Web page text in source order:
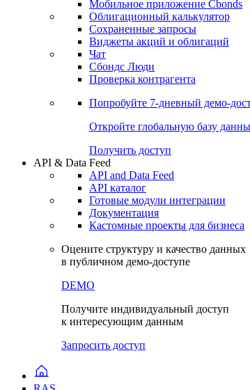
Мобильное приложение Cbonds
Облигационный калькулятор
Сохраненные запросы
Виджеты акций и облигаций
Чат
Сбондс Люди
Проверка контрагента
Попробуйте 7-дневный демо-
Откройте глобальную базу
Получить доступ
API & Data Feed
API and Data Feed
API каталог
Готовые модули интеграции
Документация
Кастомные проекты для бизнеса
Оцените структуру и качество данных
в публичном демо-доступе
DEMO
Получите индивидуальный доступ
к интересующим данным
Запросить доступ